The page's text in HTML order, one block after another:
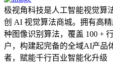
极视角科技是人工智能视觉算
创 AI 视觉算法商城。拥有高
种图像识别算法，覆盖 100 +
户，构建起完备的全域AI产品
者，赋能千行百业智能化升级